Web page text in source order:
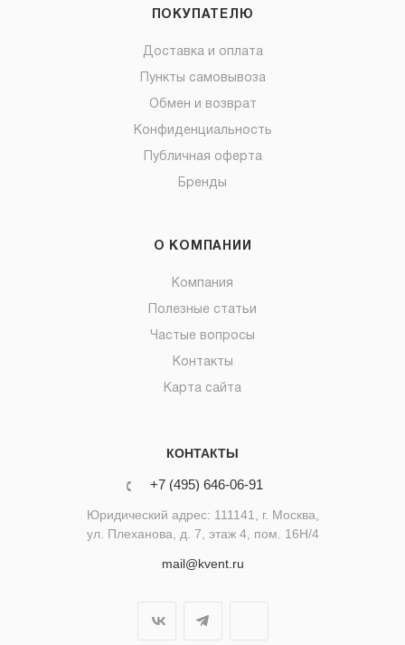
ПОКУПАТЕЛЮ
Доставка и оплата
Пункты самовывоза
Обмен и возврат
Конфиденциальность
Публичная оферта
Бренды
О КОМПАНИИ
Компания
Полезные статьи
Частые вопросы
Контакты
Карта сайта
КОНТАКТЫ
+7 (495) 646-06-91
Юридический адрес: 111141, г. Москва,
ул. Плеханова, д. 7, этаж 4, пом. 16Н/4
mail@kvent.ru